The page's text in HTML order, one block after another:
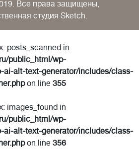
Все права защищены,
студия Sketch.
posts_scanned in
public_html/wp-
ai-alt-text-generator/includes/class-
on line 355
images_found in
public_html/wp-
ai-alt-text-generator/includes/class-
on line 356